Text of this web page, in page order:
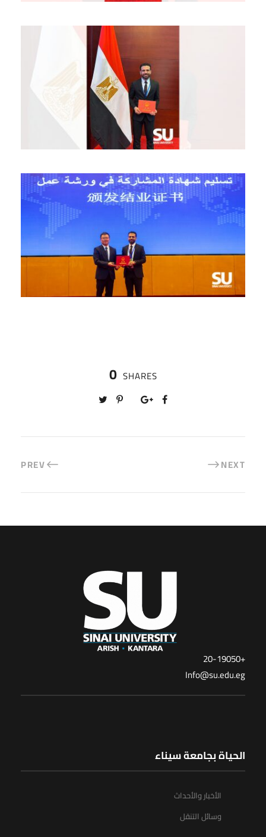
0 SHARES
PREV NEXT
+20-19050
Info@su.edu.eg
الحياة بجامعة سيناء
الأخبار والأحداث
وسائل التنقل